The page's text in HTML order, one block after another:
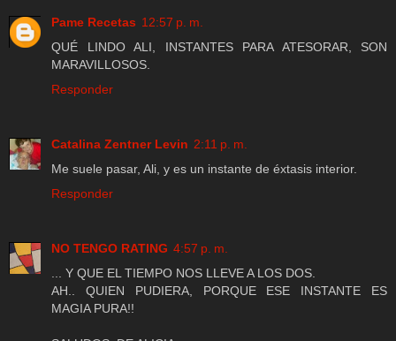
Pame Recetas 12:57 p. m.
QUÉ LINDO ALI, INSTANTES PARA ATESORAR, SON
MARAVILLOSOS.
Responder
Catalina Zentner Levin 2:11 p. m.
Me suele pasar, Ali, y es un instante de éxtasis interior.
Responder
NO TENGO RATING 4:57 p. m.
... Y QUE EL TIEMPO NOS LLEVE A LOS DOS.
AH.. QUIEN PUDIERA, PORQUE ESE INSTANTE ES
MAGIA PURA!!